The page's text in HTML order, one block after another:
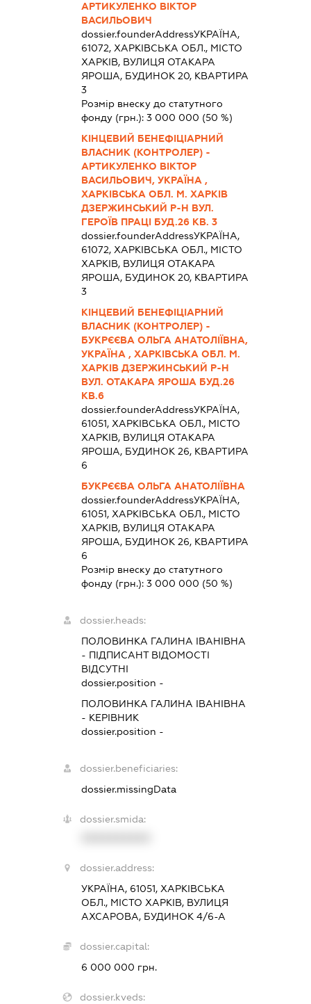
АРТИКУЛЕНКО ВІКТОР
ВАСИЛЬОВИЧ
dossier.founderAddressУКРАЇНА,
61072, ХАРКІВСЬКА ОБЛ., МІСТО
ХАРКІВ, ВУЛИЦЯ ОТАКАРА
ЯРОША, БУДИНОК 20, КВАРТИРА
3
Розмір внеску до статутного
фонду (грн.):3 000 000 (50 %)
КІНЦЕВИЙ БЕНЕФІЦІАРНИЙ
ВЛАСНИК (КОНТРОЛЕР) -
АРТИКУЛЕНКО ВІКТОР
ВАСИЛЬОВИЧ, УКРАЇНА ,
ХАРКІВСЬКА ОБЛ. М. ХАРКІВ
ДЗЕРЖИНСЬКИЙ Р-Н ВУЛ.
ГЕРОЇВ ПРАЦІ БУД.26 КВ. 3
dossier.founderAddressУКРАЇНА,
61072, ХАРКІВСЬКА ОБЛ., МІСТО
ХАРКІВ, ВУЛИЦЯ ОТАКАРА
ЯРОША, БУДИНОК 20, КВАРТИРА
3
КІНЦЕВИЙ БЕНЕФІЦІАРНИЙ
ВЛАСНИК (КОНТРОЛЕР) -
БУКРЄЄВА ОЛЬГА АНАТОЛІЇВНА,
УКРАЇНА , ХАРКІВСЬКА ОБЛ. М.
ХАРКІВ ДЗЕРЖИНСЬКИЙ Р-Н
ВУЛ. ОТАКАРА ЯРОША БУД.26
КВ.6
dossier.founderAddressУКРАЇНА,
61051, ХАРКІВСЬКА ОБЛ., МІСТО
ХАРКІВ, ВУЛИЦЯ ОТАКАРА
ЯРОША, БУДИНОК 26, КВАРТИРА
6
БУКРЄЄВА ОЛЬГА АНАТОЛІЇВНА
dossier.founderAddressУКРАЇНА,
61051, ХАРКІВСЬКА ОБЛ., МІСТО
ХАРКІВ, ВУЛИЦЯ ОТАКАРА
ЯРОША, БУДИНОК 26, КВАРТИРА
6
Розмір внеску до статутного
фонду (грн.):3 000 000 (50 %)
dossier.heads:
ПОЛОВИНКА ГАЛИНА ІВАНІВНА
- ПІДПИСАНТВІДОМОСТІ
ВІДСУТНІ
dossier.position -
ПОЛОВИНКА ГАЛИНА ІВАНІВНА
- КЕРІВНИК
dossier.position -
dossier.beneficiaries:
dossier.missingData
dossier.smida:
dossier.address:
УКРАЇНА, 61051, ХАРКІВСЬКА
ОБЛ., МІСТО ХАРКІВ, ВУЛИЦЯ
АХСАРОВА, БУДИНОК 4/6-А
dossier.capital:
6 000 000 грн.
dossier.kveds: